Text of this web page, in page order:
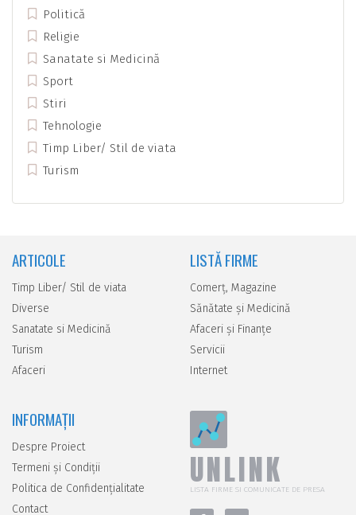
Politică
Religie
Sanatate si Medicină
Sport
Stiri
Tehnologie
Timp Liber/ Stil de viata
Turism
ARTICOLE
Timp Liber/ Stil de viata
Diverse
Sanatate si Medicină
Turism
Afaceri
LISTĂ FIRME
Comerţ, Magazine
Sănătate şi Medicină
Afaceri şi Finanţe
Servicii
Internet
INFORMAȚII
Despre Proiect
Termeni și Condiții
Politica de Confidențialitate
Contact
UNLINK
LISTA FIRME SI COMUNICATE DE PRESA